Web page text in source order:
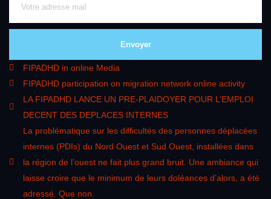
Envoyer
FIPADHD in online Media
FIPADHD participation on migration network online activity
LA FIPADHD LANCE UN PRE-PLAIDOYER POUR L’EMPLOI
DECENT DES DEPLACES INTERNES
La problématique sur les difficultés des personnes déplacées
internes (PDIs) du Nord Ouest et Sud Ouest, installées dans
la région de l’ouest ne fait plus grand bruit. Une ambiance qui
laisse croire que le minimum de leurs doléances d’alors, a été
adressé. Que non.